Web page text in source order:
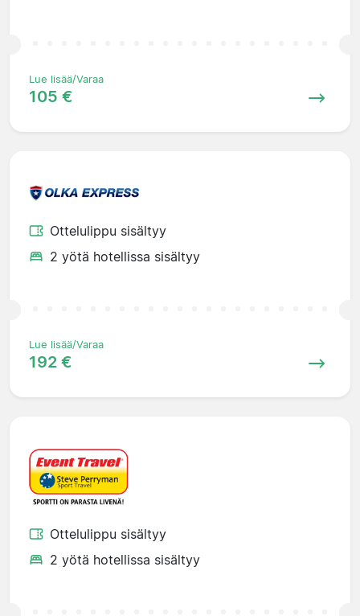
Lue lisää/Varaa
105 €
Ottelulippu sisältyy
2 yötä hotellissa sisältyy
Lue lisää/Varaa
192 €
Ottelulippu sisältyy
2 yötä hotellissa sisältyy